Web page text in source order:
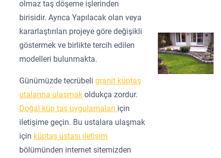
olmaz taş döşeme işlerinden
birisidir. Ayrıca Yapılacak olan veya
kararlaştırılan projeye göre değişikli
göstermek ve birlikte tercih edilen
modelleri bulunmakta.
Günümüzde tecrübeligranit küptaş
utalarına ulaşmak oldukça zordur.
Doğal küp taş uygulamaları için
iletişime geçin. Bu ustalara ulaşmak
için küptaş ustası iletişim
bölümünden internet sitemizden